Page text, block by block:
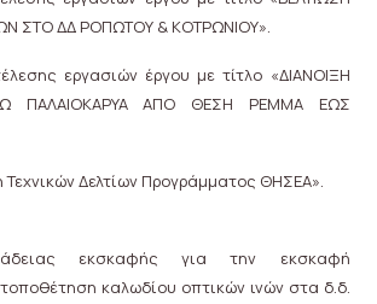
ΣΤΟ ΔΔ ΡΟΠΩΤΟΥ & ΚΟΤΡΩΝΙΟΥ».
εργασιών έργου με τίτλο «ΔΙΑΝΟΙΞΗ
ΠΑΛΑΙΟΚΑΡΥΑ ΑΠΟ ΘΕΣΗ ΡΕΜΜΑ ΕΩΣ
Δελτίων Προγράμματος ΘΗΣΕΑ».
εκσκαφής για την εκσκαφή
καλωδίου οπτικών ινών στα δ.δ.